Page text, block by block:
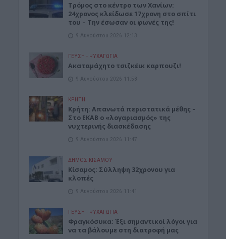
Τρόμος στο κέντρο των Χανίων:
24χρονος κλείδωσε 17χρονη στο σπίτι
του – Την έσωσαν οι φωνές της!
9 Αυγούστου 2026 12:13
ΓΕΎΣΗ - ΨΥΧΑΓΩΓΊΑ
Ακαταμάχητο τσιζκέικ καρπουζι!
9 Αυγούστου 2026 11:58
ΚΡΗΤΗ
Κρήτη: Απανωτά περιστατικά μέθης –
Στο ΕΚΑΒ ο «λογαριασμός» της
νυχτερινής διασκέδασης
9 Αυγούστου 2026 11:47
ΔΉΜΟΣ ΚΙΣΆΜΟΥ
Κίσαμος: Σύλληψη 32χρονου για
κλοπές
9 Αυγούστου 2026 11:41
ΓΕΎΣΗ - ΨΥΧΑΓΩΓΊΑ
Φραγκόσυκα: Έξι σημαντικοί λόγοι για
να τα βάλουμε στη διατροφή μας